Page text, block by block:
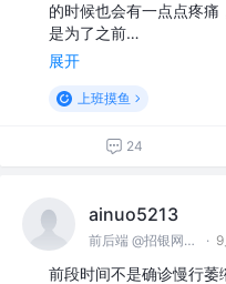
的时候也会有一点点疼
是为了之前…
展开
上班摸鱼
24
ainuo5213
前后端 @招银网络科技 ·
前段时间不是确诊慢行萎